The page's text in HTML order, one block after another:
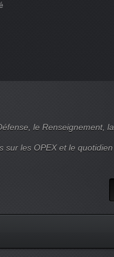
le Renseignement, la
sur les OPEX et le quotidien